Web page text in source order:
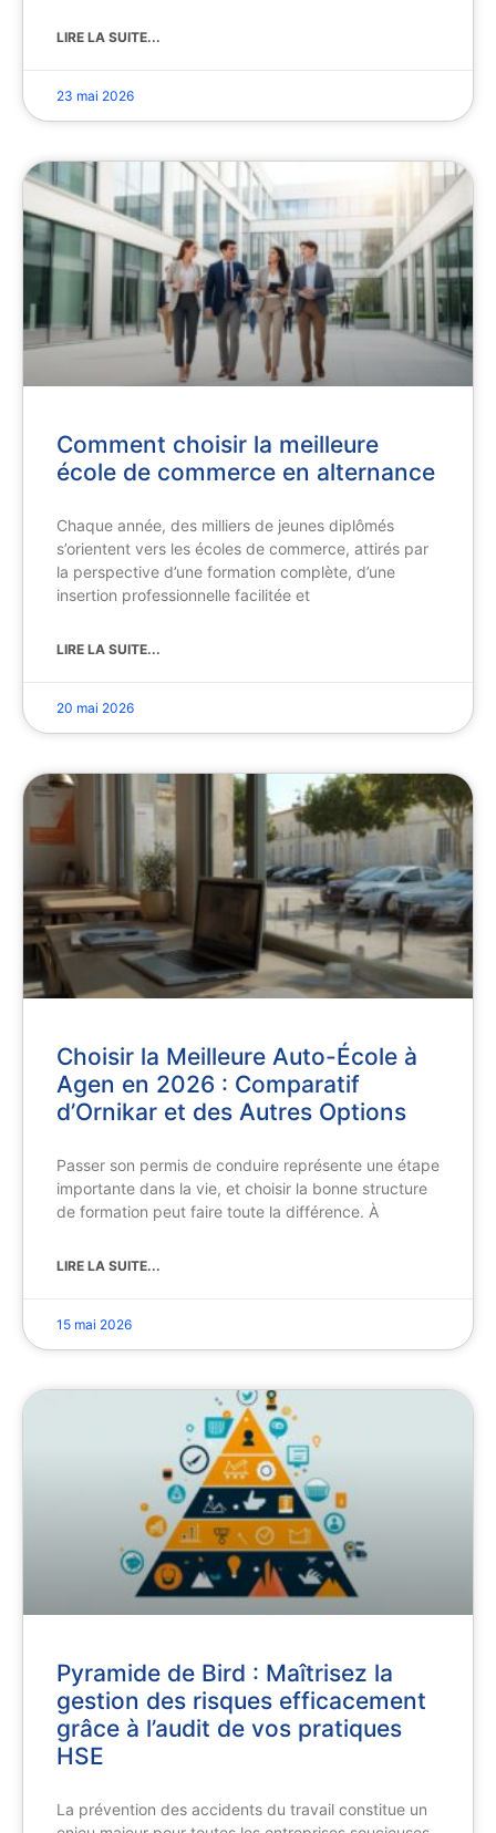
LIRE LA SUITE...
23 mai 2026
Comment choisir la meilleure
école de commerce en alternance
Chaque année, des milliers de jeunes diplômés
s’orientent vers les écoles de commerce, attirés par
la perspective d’une formation complète, d’une
insertion professionnelle facilitée et
LIRE LA SUITE...
20 mai 2026
Choisir la Meilleure Auto-École à
Agen en 2026 : Comparatif
d’Ornikar et des Autres Options
Passer son permis de conduire représente une étape
importante dans la vie, et choisir la bonne structure
de formation peut faire toute la différence. À
LIRE LA SUITE...
15 mai 2026
Pyramide de Bird : Maîtrisez la
gestion des risques efficacement
grâce à l’audit de vos pratiques
HSE
La prévention des accidents du travail constitue un